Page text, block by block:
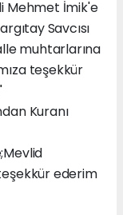
Mehmet İmik'e
Savcısı
muhtarlarına
teşekkür
Kuranı
ederim